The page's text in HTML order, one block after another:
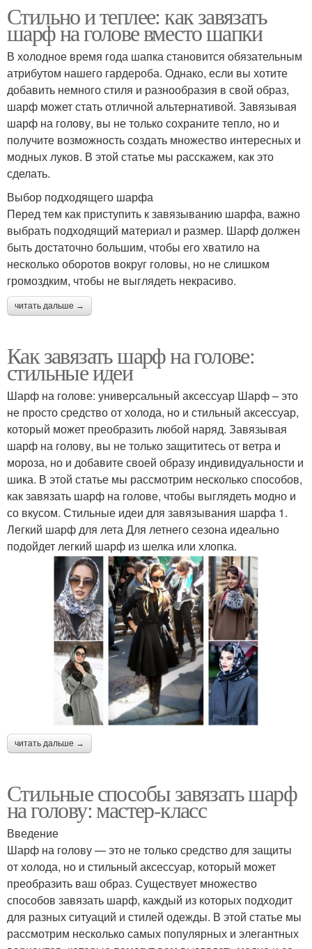
Стильно и теплее: как завязать
шарф на голове вместо шапки
В холодное время года шапка становится обязательным
атрибутом нашего гардероба. Однако, если вы хотите
добавить немного стиля и разнообразия в свой образ,
шарф может стать отличной альтернативой. Завязывая
шарф на голову, вы не только сохраните тепло, но и
получите возможность создать множество интересных и
модных луков. В этой статье мы расскажем, как это
сделать.
Выбор подходящего шарфа
Перед тем как приступить к завязыванию шарфа, важно
выбрать подходящий материал и размер. Шарф должен
быть достаточно большим, чтобы его хватило на
несколько оборотов вокруг головы, но не слишком
громоздким, чтобы не выглядеть некрасиво.
читать дальше →
Как завязать шарф на голове:
стильные идеи
Шарф на голове: универсальный аксессуар Шарф – это
не просто средство от холода, но и стильный аксессуар,
который может преобразить любой наряд. Завязывая
шарф на голову, вы не только защититесь от ветра и
мороза, но и добавите своей образу индивидуальности и
шика. В этой статье мы рассмотрим несколько способов,
как завязать шарф на голове, чтобы выглядеть модно и
со вкусом. Стильные идеи для завязывания шарфа 1.
Легкий шарф для лета Для летнего сезона идеально
подойдет легкий шарф из шелка или хлопка.
читать дальше →
Стильные способы завязать шарф
на голову: мастер-класс
Введение
Шарф на голову — это не только средство для защиты
от холода, но и стильный аксессуар, который может
преобразить ваш образ. Существует множество
способов завязать шарф, каждый из которых подходит
для разных ситуаций и стилей одежды. В этой статье мы
рассмотрим несколько самых популярных и элегантных